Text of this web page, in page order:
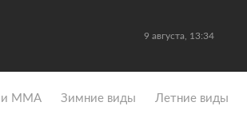
9 августа, 13:34
и ММА Зимние виды Летние виды